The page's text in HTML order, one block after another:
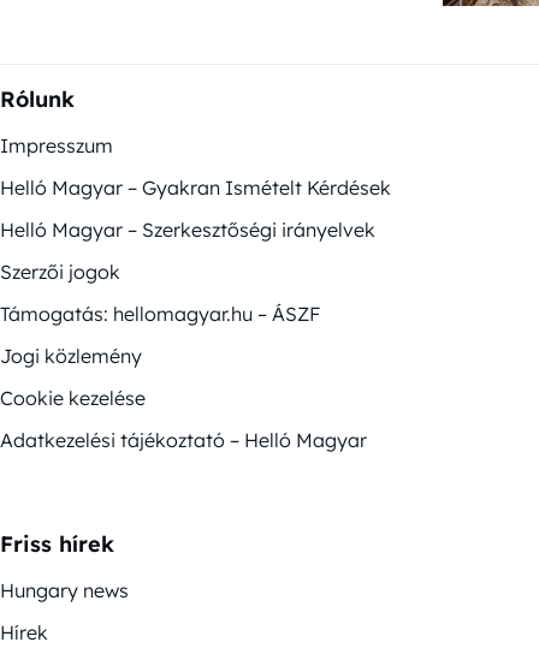
Rólunk
Impresszum
Helló Magyar – Gyakran Ismételt Kérdések
Helló Magyar – Szerkesztőségi irányelvek
Szerzői jogok
Támogatás: hellomagyar.hu – ÁSZF
Jogi közlemény
Cookie kezelése
Adatkezelési tájékoztató – Helló Magyar
Friss hírek
Hungary news
Hírek